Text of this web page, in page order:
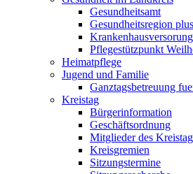
Gesundheitsamt
Gesundheitsregion plus
Pflegestützpunkt
Heimatpflege
Jugend und Familie
Ganztagsbetreuung
Kreistag
Bürgerinformation
Geschäftsordnung
Mitglieder des
Kreisgremien
Sitzungstermine